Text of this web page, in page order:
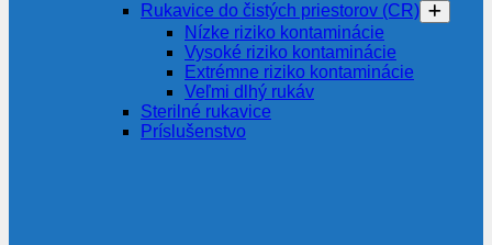
Rukavice do čistých priestorov (CR)
Nízke riziko kontaminácie
Vysoké riziko kontaminácie
Extrémne riziko kontaminácie
Veľmi dlhý rukáv
Sterilné rukavice
Príslušenstvo